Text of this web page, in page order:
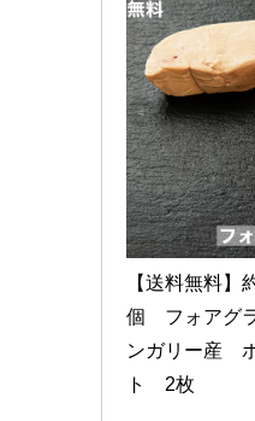
【送料無料】
個　フォアグ
ンガリー産　
ト　2枚